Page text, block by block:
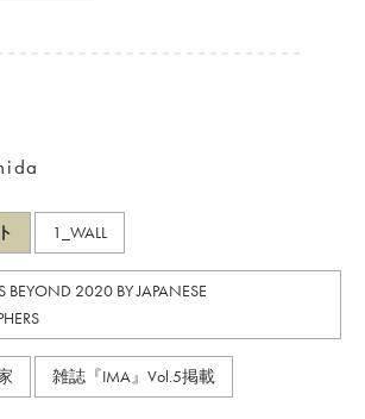
1_WALL
BEYOND 2020 BY JAPANESE
雑誌『IMA』Vol.5掲載